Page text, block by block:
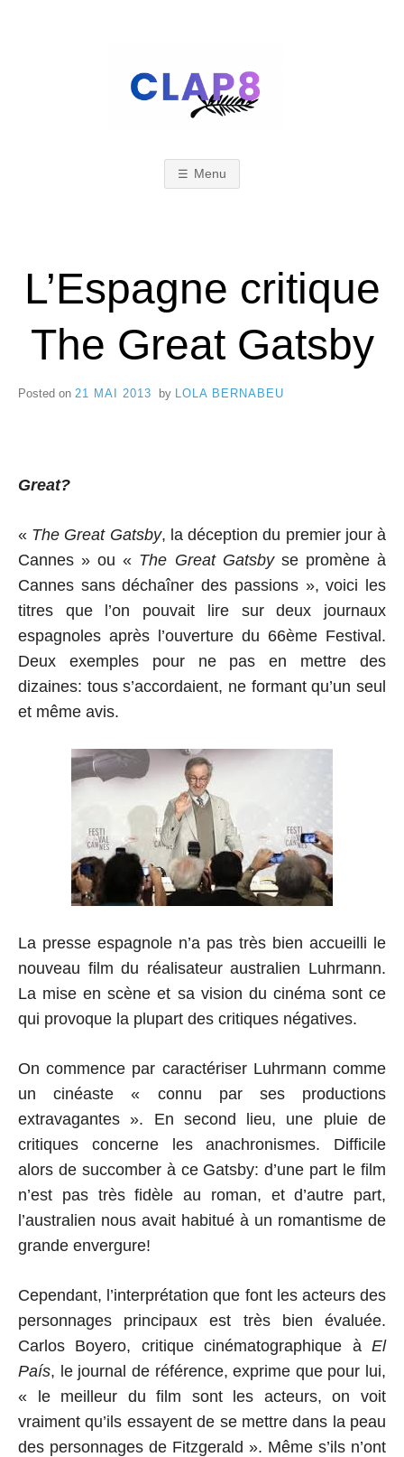
A
P
v
l
n
e
s
Menu
L’Espagne critique
The Great Gatsby
Posted on 21 MAI 2013 by LOLA BERNABEU
Great?
« The Great Gatsby, la déception du premier jour à
Cannes » ou « The Great Gatsbyse promène à
Cannes sans déchaîner des passions », voici les
titres que l’on pouvait lire sur deux journaux
espagnoles après l’ouverture du 66ème Festival.
Deux exemples pour ne pas en mettre des
dizaines: tous s’accordaient, ne formant qu’un seul
et même avis.
La presse espagnole n’a pas très bien accueilli le
nouveau film du réalisateur australien Luhrmann.
La mise en scène et sa vision du cinéma sont ce
qui provoque la plupart des critiques négatives.
On commence par caractériser Luhrmann comme
un cinéaste « connu par ses productions
extravagantes ». En second lieu, une pluie de
critiques concerne les anachronismes. Difficile
alors de succomber à ce Gatsby: d’une part le film
n’est pas très fidèle au roman, et d’autre part,
l’australien nous avait habitué à un romantisme de
grande envergure!
Cependant, l’interprétation que font les acteurs des
personnages principaux est très bien évaluée.
Carlos Boyero, critique cinématographique à El
País, le journal de référence, exprime que pour lui,
« le meilleur du film sont les acteurs, on voit
vraiment qu’ils essayent de se mettre dans la peau
des personnages de Fitzgerald ». Même s’ils n’ont